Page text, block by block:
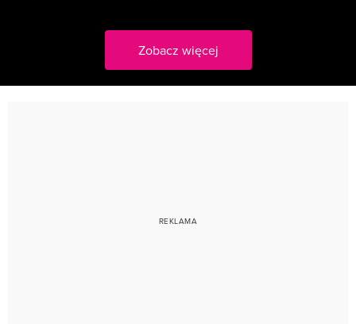
Zobacz więcej